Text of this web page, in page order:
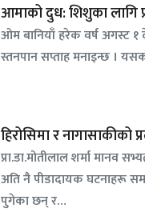
आमाको दुध: शिशुका लागि
ओम बानियाँ हरेक वर्ष अगस्ट १
स्तनपान सप्ताह मनाइन्छ ।
हिरोसिमा र नागासाकीको
प्रा.डा.मोतीलाल शर्मा मानव
अति नै पीडादायक घटनाहरू
पुगेका छन् र…